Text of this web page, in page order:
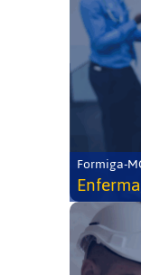
Formiga-